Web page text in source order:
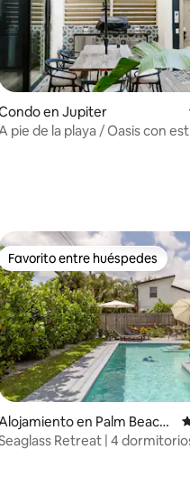
4.98 de 5, 49 reseñas
en Jupiter
pie de la playa / Oasis con
4.93 de 5, 158 reseñas
Favorito entre huéspedes
Favorito entre huéspedes
en Palm Beach
Retreat | 4